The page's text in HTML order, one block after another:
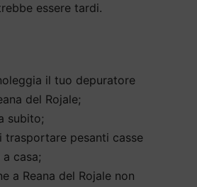
essere tardi.
il tuo depuratore
del Rojale;
subito;
trasportare pesanti casse
a casa;
a Reana del Rojale non